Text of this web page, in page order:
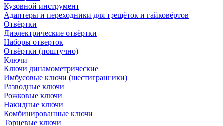
Кузовной инструмент
Адаптеры и переходники для трещёток и гайковёртов
Отвёртки
Диэлектрические отвёртки
Наборы отверток
Отвёртки (поштучно)
Ключи
Ключи динамометрические
Имбусовые ключи (шестигранники)
Разводные ключи
Рожковые ключи
Накидные ключи
Комбинированные ключи
Торцевые ключи